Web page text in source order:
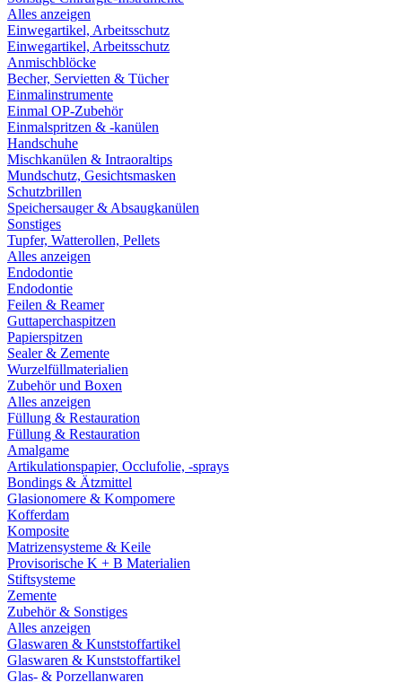
Alles anzeigen
Einwegartikel, Arbeitsschutz
Einwegartikel, Arbeitsschutz
Anmischblöcke
Becher, Servietten & Tücher
Einmalinstrumente
Einmal OP-Zubehör
Einmalspritzen & -kanülen
Handschuhe
Mischkanülen & Intraoraltips
Mundschutz, Gesichtsmasken
Schutzbrillen
Speichersauger & Absaugkanülen
Sonstiges
Tupfer, Watterollen, Pellets
Alles anzeigen
Endodontie
Endodontie
Feilen & Reamer
Guttaperchaspitzen
Papierspitzen
Sealer & Zemente
Wurzelfüllmaterialien
Zubehör und Boxen
Alles anzeigen
Füllung & Restauration
Füllung & Restauration
Amalgame
Artikulationspapier, Occlufolie, -sprays
Bondings & Ätzmittel
Glasionomere & Kompomere
Kofferdam
Komposite
Matrizensysteme & Keile
Provisorische K + B Materialien
Stiftsysteme
Zemente
Zubehör & Sonstiges
Alles anzeigen
Glaswaren & Kunststoffartikel
Glaswaren & Kunststoffartikel
Glas- & Porzellanwaren